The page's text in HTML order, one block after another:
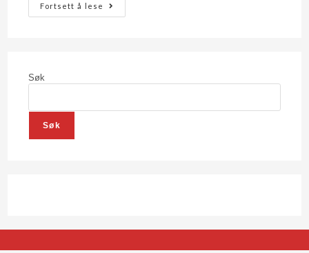
Fortsett å lese
Søk
Søk